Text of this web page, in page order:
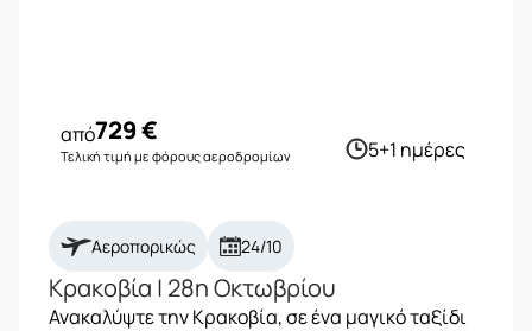
5+1 ημέρες
από729€
Τελική τιμή με φόρους αεροδρομίων
Αεροπορικώς 24/10
Κρακοβία | 28η Οκτωβρίου
Ανακαλύψτε την Κρακοβία, σε ένα μαγικό ταξίδι